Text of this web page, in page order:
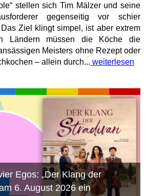
stellen sich Tim Mälzer und seine
gegenseitig vor schier
Ziel klingt simpel, ist aber extrem
Ländern müssen die Köche die
Meisters ohne Rezept oder
– allein durch... weiterlesen
Egos: „Der Klang der
6. August 2026 ein